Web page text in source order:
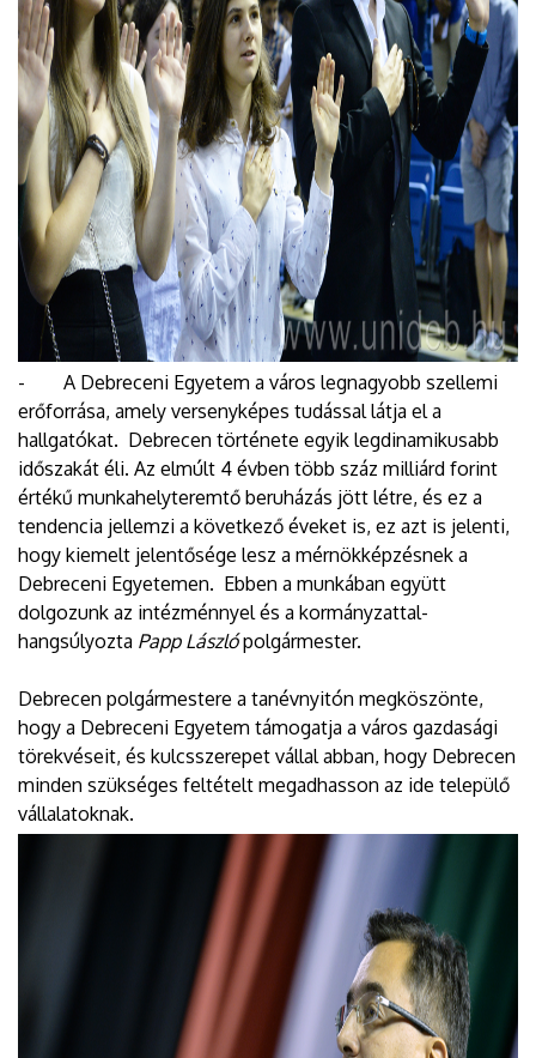
- A Debreceni Egyetem a város legnagyobb szellemi
erőforrása, amely versenyképes tudással látja el a
hallgatókat. Debrecen története egyik legdinamikusabb
időszakát éli. Az elmúlt 4 évben több száz milliárd forint
értékű munkahelyteremtő beruházás jött létre, és ez a
tendencia jellemzi a következő éveket is, ez azt is jelenti,
hogy kiemelt jelentősége lesz a mérnökképzésnek a
Debreceni Egyetemen. Ebben a munkában együtt
dolgozunk az intézménnyel és a kormányzattal-
hangsúlyozta Papp Lászlópolgármester.
Debrecen polgármestere a tanévnyitón megköszönte,
hogy a Debreceni Egyetem támogatja a város gazdasági
törekvéseit, és kulcsszerepet vállal abban, hogy Debrecen
minden szükséges feltételt megadhasson az ide települő
vállalatoknak.